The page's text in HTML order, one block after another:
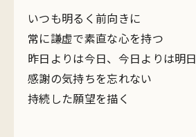
いつも明るく前向きに
常に謙虚で素直な心を持つ
昨日よりは今日、今日よりは明日
感謝の気持ちを忘れない
持続した願望を描く